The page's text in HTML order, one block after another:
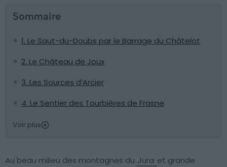
Sommaire
1. Le Saut-du-Doubs par le Barrage du Châtelot
2. Le Château de Joux
3. Les Sources d’Arcier
4. Le Sentier des Tourbières de Frasne
Voir plus
Au beau milieu des montagnes du Jura et grande